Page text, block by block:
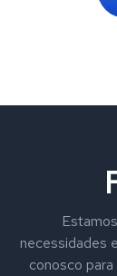
necessidades
conosco